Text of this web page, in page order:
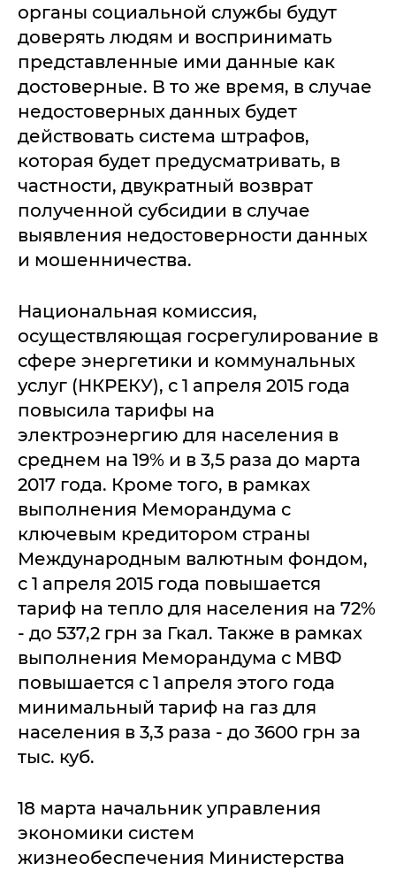
органы социальной службы будут
доверять людям и воспринимать
представленные ими данные как
достоверные. В то же время, в случае
недостоверных данных будет
действовать система штрафов,
которая будет предусматривать, в
частности, двукратный возврат
полученной субсидии в случае
выявления недостоверности данных
и мошенничества.
Национальная комиссия,
осуществляющая госрегулирование в
сфере энергетики и коммунальных
услуг (НКРЕКУ), с 1 апреля 2015 года
повысила тарифы на
электроэнергию для населения в
среднем на 19% и в 3,5 раза до марта
2017 года. Кроме того, в рамках
выполнения Меморандума с
ключевым кредитором страны
Международным валютным фондом,
с 1 апреля 2015 года повышается
тариф на тепло для населения на 72%
- до 537,2 грн за Гкал. Также в рамках
выполнения Меморандума с МВФ
повышается с 1 апреля этого года
минимальный тариф на газ для
населения в 3,3 раза - до 3600 грн за
тыс. куб.
18 марта начальник управления
экономики систем
жизнеобеспечения Министерства